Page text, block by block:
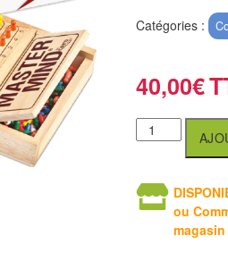
Catégories :
40,00€
ou
magasin